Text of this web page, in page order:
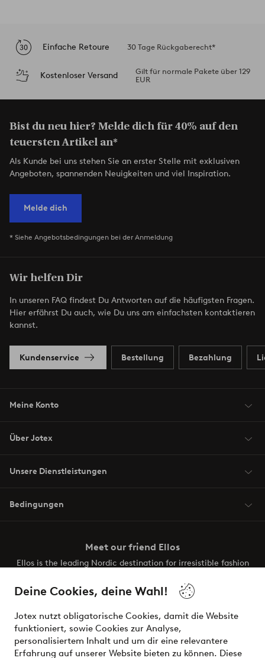
Deine Cookies, deine Wahl!
Jotex nutzt obligatorische Cookies, damit die Website
funktioniert, sowie Cookies zur Analyse,
personalisiertem Inhalt und um dir eine relevantere
Erfahrung auf unserer Website bieten zu können. Diese
Einfache Retoure 30 Tage Rückgaberecht*
Kostenloser Versand
Gilt für normale Pakete über 129
EUR
Bist du neu hier? Melde dich für 40% auf den
teuersten Artikel an*
Als Kunde bei uns stehen Sie an erster Stelle mit exklusiven
Angeboten, spannenden Neuigkeiten und viel Inspiration.
Melde dich
* Siehe Angebotsbedingungen bei der Anmeldung
Wir helfen Dir
In unseren FAQ findest Du Antworten auf die häufigsten Fragen.
Hier erfährst Du auch, wie Du uns am einfachsten kontaktieren
kannst.
Kundenservice Bestellung Bezahlung
Meine Konto
Über Jotex
Unsere Dienstleistungen
Bedingungen
Meet our friend Ellos
Ellos is the leading Nordic destination for irresistible fashion
the latest trends, curated to make finding your next look
effortless. It’s all here.
Visit Ellos